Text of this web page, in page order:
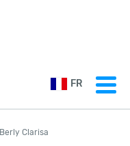
FR
Berly Clarisa